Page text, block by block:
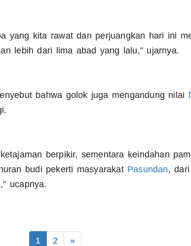
yang kita rawat dan perjuangkan hari ini
lebih dari lima abad yang lalu,” ujarnya.
bahwa golok juga mengandung nilai
berpikir, sementara keindahan
budi pekerti masyarakat Pasundan,
ucapnya.
1 2 »